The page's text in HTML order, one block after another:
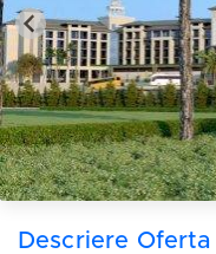
Descriere Oferta